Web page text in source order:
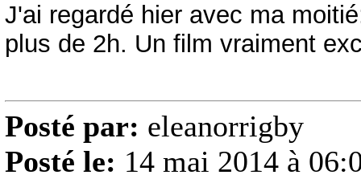
J'ai regardé hier avec ma
plus de 2h. Un film vraiment
Posté par: eleanorrigby
Posté le: 14 mai 2014 à